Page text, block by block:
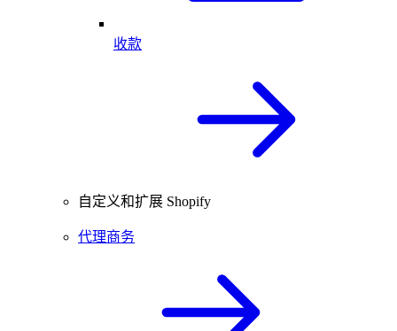
收款
自定义和扩展 Shopify
代理商务